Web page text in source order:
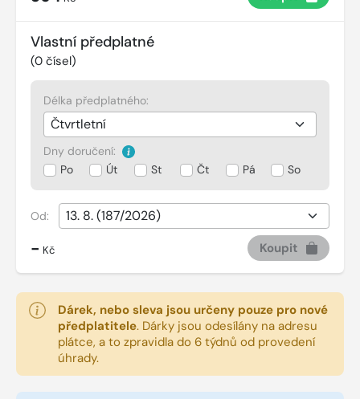
Vlastní předplatné
(0 čísel)
Délka předplatného:
Dny doručení:
Po
Út St Čt Pá So
Od:
- Kč Koupit
Dárek, nebo sleva jsou určeny pouze pro nové
předplatitele. Dárky jsou odesílány na adresu
plátce, a to zpravidla do 6 týdnů od provedení
úhrady.